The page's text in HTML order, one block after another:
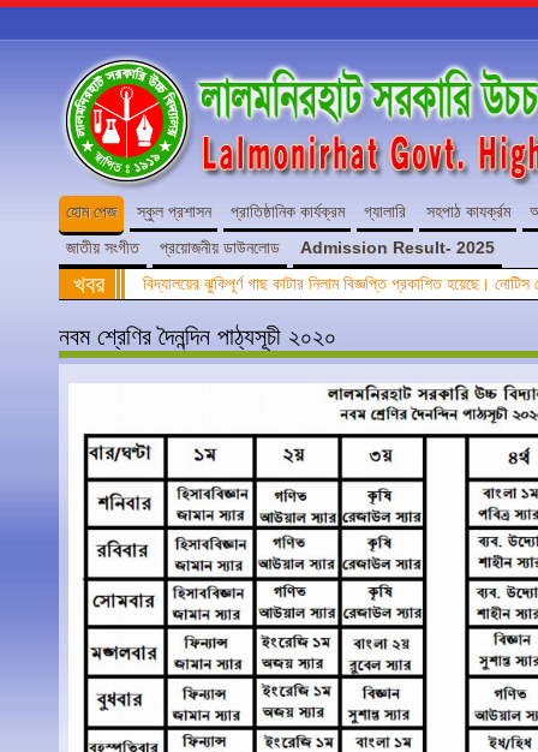
হোম পেজ স্কুল প্রশাসন প্রাতিষ্ঠানিক কার্যক্রম গ্যালারি সহপাঠ কাযর্ক্রম
জাতীয় সংগীত
প্রয়োজনীয় ডাউনলোড Admission Result- 2025
খবর বিদ্যালয়ের ঝুকিপূর্ণ গাছ কাটার নিলাম বিজ্ঞপ্তি প্রকাশিত হয়েছে।
নবম শ্রেণির দৈনন্দিন পাঠ্যসূচী ২০২০